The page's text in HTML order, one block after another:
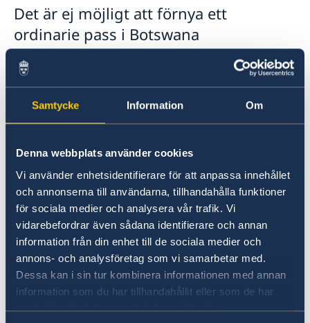
Samtycke Information Om
Denna webbplats använder cookies
Vi använder enhetsidentifierare för att anpassa innehållet
och annonserna till användarna, tillhandahålla funktioner
för sociala medier och analysera vår trafik. Vi
vidarebefordrar även sådana identifierare och annan
information från din enhet till de sociala medier och
annons- och analysföretag som vi samarbetar med.
Dessa kan i sin tur kombinera informationen med annan
information som du har tillhandahållit eller som de har
samlat in när du har använt deras tjänster.
Förnyelse av pass för vuxna
Förnyelse av pass för barn under 18 år
Samordningsnummer
Provisoriskt pass
Ansökan om pass för barn under 18 år
Botsanansk-Svensk Vänförening
Reseinformation
Ambassadens reseinformation
Aktuella händelser
Allmänna säkerhetsläget
Terrorism
Naturförhållanden och katastrofer
In- och utresebestämmelser
Hälso- och sjukvård
Lokala lagar och sedvänjor
Inför resan
Service för svenska företag
Business Sweden
Handel med Botwana
Det är ej möjligt att förnya ett
ordinarie pass i Botswana
Förnyelse av pass kräver personlig inställelse
på en svensk ambassad som har behörighet att
utfärda pass.
svenska ambassaden i Pretorias hemsida.
Förnyelse av pass
Här finns grundläggande information som
gäller för alla länder. I vissa länder gäller
dessutom ytterligare villkor. Kontakta ansvarig